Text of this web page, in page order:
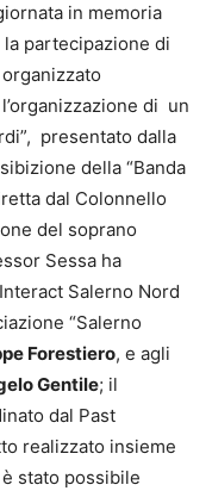
in memoria
partecipazione di
di un
presentato dalla
della “Banda
dal Colonnello
del soprano
Sessa ha
Salerno Nord
“Salerno
Forestiero, e agli
Gentile; il
dal Past
realizzato insieme
stato possibile